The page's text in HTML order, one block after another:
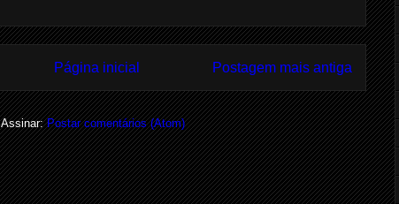
Postagem mais antiga
Página inicial
Assinar:Postar comentários (Atom)